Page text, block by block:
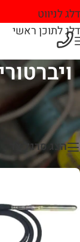
דלג לניווט
דלג לתוכן ראשי
עמוד הבית/
מציגים את כל ⁦6⁩ התוצאות
הצג סרגל צד